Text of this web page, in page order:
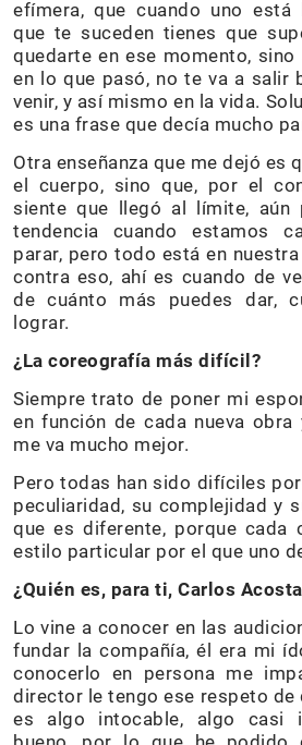
efímera, que cuando uno está
que te suceden tienes que
quedarte en ese momento,
en lo que pasó, no te va a salir
venir, y así mismo en la vida.
es una frase que decía mucho
Otra enseñanza que me dejó es
el cuerpo, sino que, por el
siente que llegó al límite, aún
tendencia cuando estamos
parar, pero todo está en
contra eso, ahí es cuando de
de cuánto más puedes dar,
lograr.
¿La coreografía más difícil?
Siempre trato de poner mi
en función de cada nueva
me va mucho mejor.
Pero todas han sido difíciles
peculiaridad, su complejidad y
que es diferente, porque cada
estilo particular por el que uno
¿Quién es, para ti, Carlos
Lo vine a conocer en las
fundar la compañía, él era mi
conocerlo en persona me
director le tengo ese respeto de
es algo intocable, algo casi